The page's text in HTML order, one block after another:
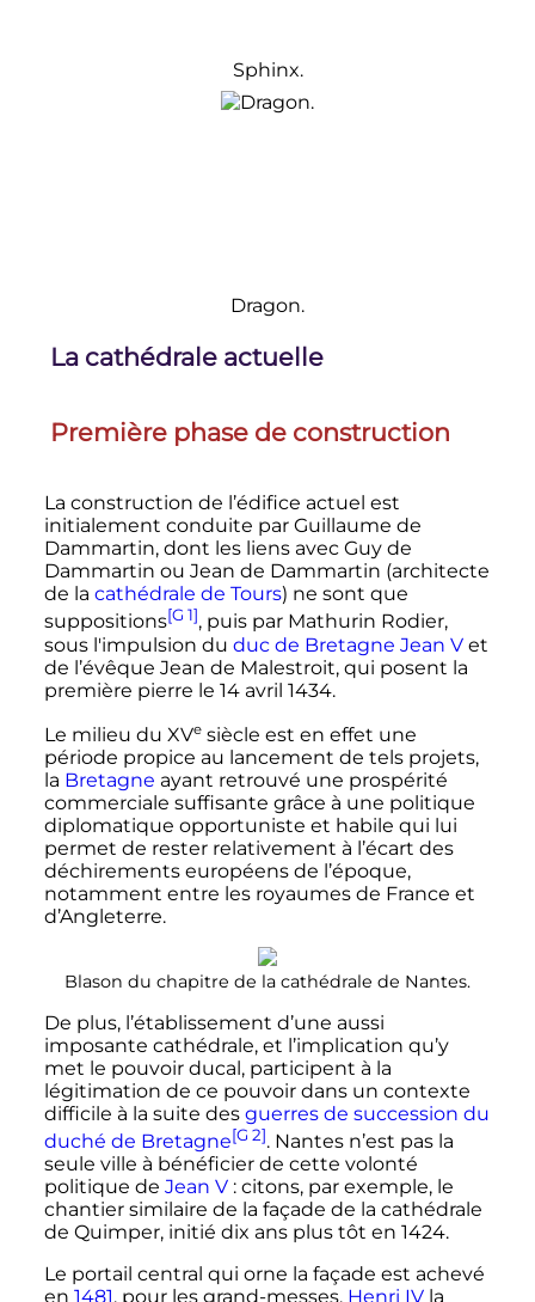
Sphinx.
Dragon.
La cathédrale actuelle
Première phase de construction
La construction de l’édifice actuel est
initialement conduite par Guillaume de
Dammartin, dont les liens avec Guy de
Dammartin ou Jean de Dammartin (architecte
de la cathédrale de Tours) ne sont que
suppositions[G 1], puis par Mathurin Rodier,
sous l'impulsion du duc de Bretagne Jean Vet
de l’évêque Jean de Malestroit, qui posent la
première pierre le 14 avril 1434.
Le milieu du XVe siècle est en effet une
période propice au lancement de tels projets,
la Bretagne ayant retrouvé une prospérité
commerciale suffisante grâce à une politique
diplomatique opportuniste et habile qui lui
permet de rester relativement à l’écart des
déchirements européens de l’époque,
notamment entre les royaumes de France et
d’Angleterre.
Blason du chapitre de la cathédrale de Nantes.
De plus, l’établissement d’une aussi
imposante cathédrale, et l’implication qu’y
met le pouvoir ducal, participent à la
légitimation de ce pouvoir dans un contexte
difficile à la suite des guerres de succession du
duché de Bretagne[G 2]. Nantes n’est pas la
seule ville à bénéficier de cette volonté
politique de Jean V : citons, par exemple, le
chantier similaire de la façade de la cathédrale
de Quimper, initié dix ans plus tôt en 1424.
Le portail central qui orne la façade est achevé
en 1481, pour les grand-messes. Henri IVla